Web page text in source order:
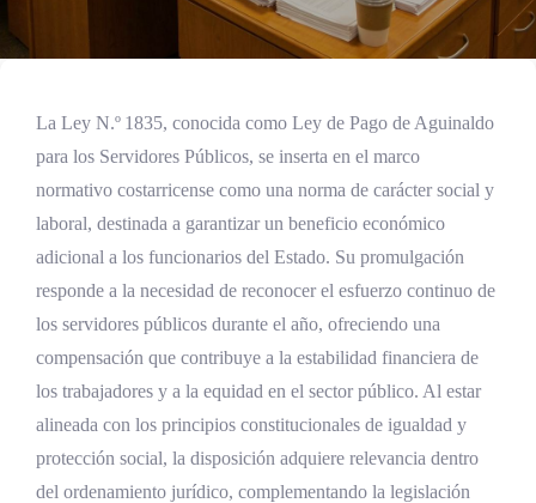
La Ley N.º 1835, conocida como Ley de Pago de Aguinaldo
para los Servidores Públicos, se inserta en el marco
normativo costarricense como una norma de carácter social y
laboral, destinada a garantizar un beneficio económico
adicional a los funcionarios del Estado. Su promulgación
responde a la necesidad de reconocer el esfuerzo continuo de
los servidores públicos durante el año, ofreciendo una
compensación que contribuye a la estabilidad financiera de
los trabajadores y a la equidad en el sector público. Al estar
alineada con los principios constitucionales de igualdad y
protección social, la disposición adquiere relevancia dentro
del ordenamiento jurídico, complementando la legislación